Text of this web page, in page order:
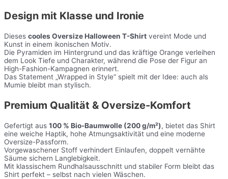
Design mit Klasse und Ironie
Dieses cooles Oversize Halloween T-Shirt vereint Mode und
Kunst in einem ikonischen Motiv.
Die Pyramiden im Hintergrund und das kräftige Orange verleihen
dem Look Tiefe und Charakter, während die Pose der Figur an
High-Fashion-Kampagnen erinnert.
Das Statement „Wrapped in Style“ spielt mit der Idee: auch als
Mumie bleibt man stylisch.
Premium Qualität & Oversize-Komfort
Gefertigt aus 100 % Bio-Baumwolle (200 g/m²), bietet das Shirt
eine weiche Haptik, hohe Atmungsaktivität und eine moderne
Oversize-Passform.
Vorgewaschener Stoff verhindert Einlaufen, doppelt vernähte
Säume sichern Langlebigkeit.
Mit klassischem Rundhalsausschnitt und stabiler Form bleibt das
Shirt perfekt – selbst nach vielen Wäschen.